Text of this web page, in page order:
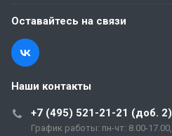
Оставайтесь на связи
Наши контакты
+7 (495) 521-21-21 (доб. 2)
График работы: пн-чт: 8.00-17.00,